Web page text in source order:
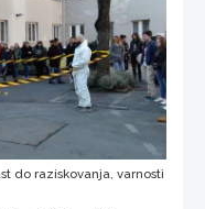
do raziskovanja, varnosti